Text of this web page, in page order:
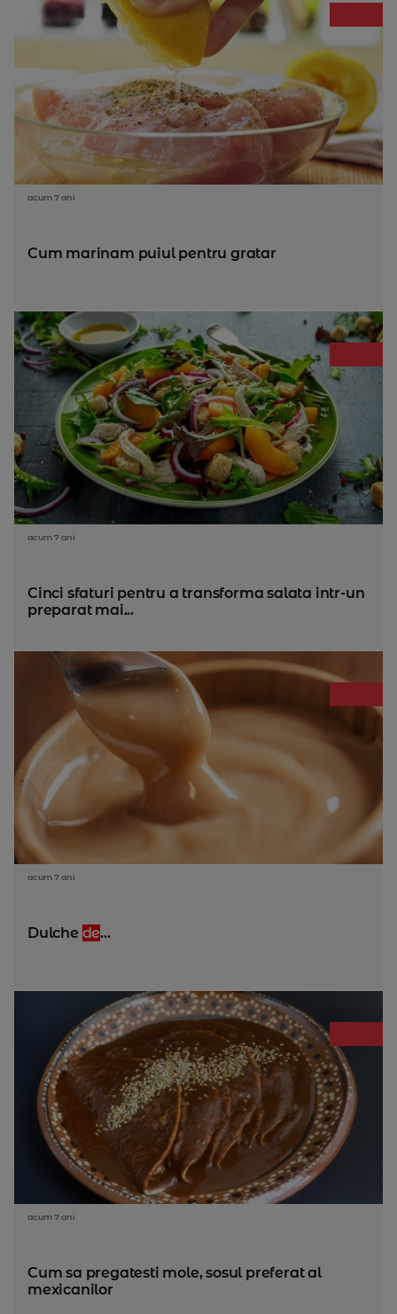
acum 7 ani
Cum marinam puiul pentru gratar
acum 7 ani
Cinci sfaturi pentru a transforma salata intr-un
preparat mai...
acum 7 ani
Dulche de...
acum 7 ani
Cum sa pregatesti mole, sosul preferat al
mexicanilor